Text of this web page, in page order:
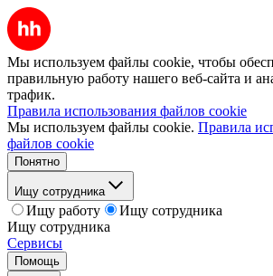
Мы используем файлы cookie, чтобы
правильную работу нашего веб-сайта и
трафик.
Правила использования файлов cookie
Мы используем файлы cookie. Правила
файлов cookie
Понятно
Ищу сотрудника
Ищу работу
Ищу сотрудника
Ищу сотрудника
Сервисы
Помощь